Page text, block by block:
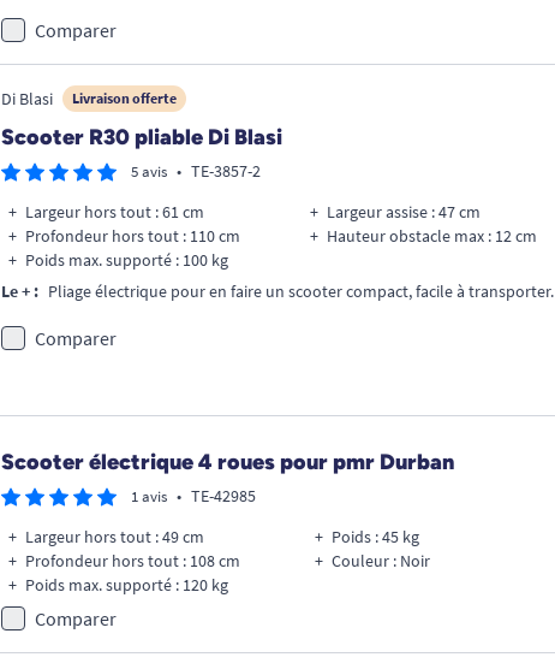
Comparer
Di Blasi Livraison offerte
Scooter R30 pliable Di Blasi
5 avis • TE-3857-2
Largeur hors tout : 61 cm
Profondeur hors tout : 110 cm
Poids max. supporté : 100 kg
Largeur assise : 47 cm
Hauteur obstacle max : 12 cm
Le + : Pliage électrique pour en faire un scooter compact, facile à transporter.
Comparer
Scooter électrique 4 roues pour pmr Durban
1 avis • TE-42985
Largeur hors tout : 49 cm
Profondeur hors tout : 108 cm
Poids max. supporté : 120 kg
Poids : 45 kg
Couleur : Noir
Comparer